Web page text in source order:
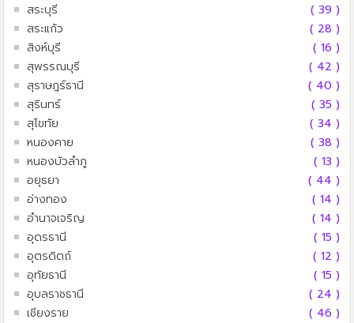
สระบุรี
( 39 )
สระแก้ว
( 28 )
สิงห์บุรี
( 16 )
สุพรรณบุรี
( 42 )
สุราษฎร์ธานี
( 40 )
สุรินทร์
( 35 )
สุโขทัย
( 34 )
หนองคาย
( 38 )
หนองบัวลำภู
( 13 )
อยุธยา
( 44 )
อ่างทอง
( 14 )
อำนาจเจริญ
( 14 )
อุดรธานี
( 15 )
อุตรดิตถ์
( 12 )
อุทัยธานี
( 15 )
อุบลราชธานี
( 24 )
เชียงราย
( 46 )